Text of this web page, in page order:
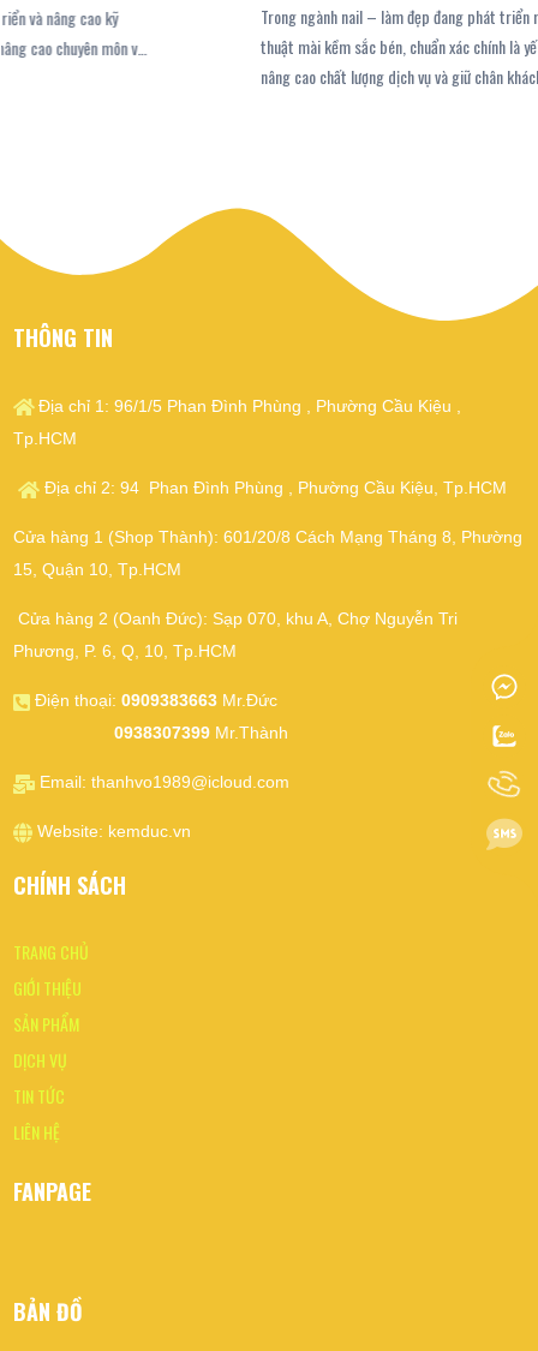
Trong ngành nail – làm đẹp đang phát triển mạnh mẽ hiện nay, kỹ
thuật mài kềm sắc bén, chuẩn xác chính là yếu tố quan trọng giúp
nâng cao chất lượng dịch vụ và giữ chân khách hàng. Hiểu được điều
THÔNG TIN
Địa chỉ 1: 96/1/5 Phan Đình Phùng , Phường Cầu Kiệu ,
Tp.HCM
Địa chỉ 2: 94 Phan Đình Phùng , Phường Cầu Kiệu, Tp.HCM
Cửa hàng 1 (Shop Thành): 601/20/8 Cách Mạng Tháng 8, Phường
15, Quận 10, Tp.HCM
Cửa hàng 2 (Oanh Đức): Sạp 070, khu A, Chợ Nguyễn Tri
Phương, P. 6, Q, 10, Tp.HCM
Điện thoại: 0909383663Mr.Đức
0938307399 Mr.Thành
Email: thanhvo1989@icloud.com
Website: kemduc.vn
CHÍNH SÁCH
TRANG CHỦ
GIỚI THIỆU
SẢN PHẨM
DỊCH VỤ
TIN TỨC
LIÊN HỆ
FANPAGE
BẢN ĐỒ